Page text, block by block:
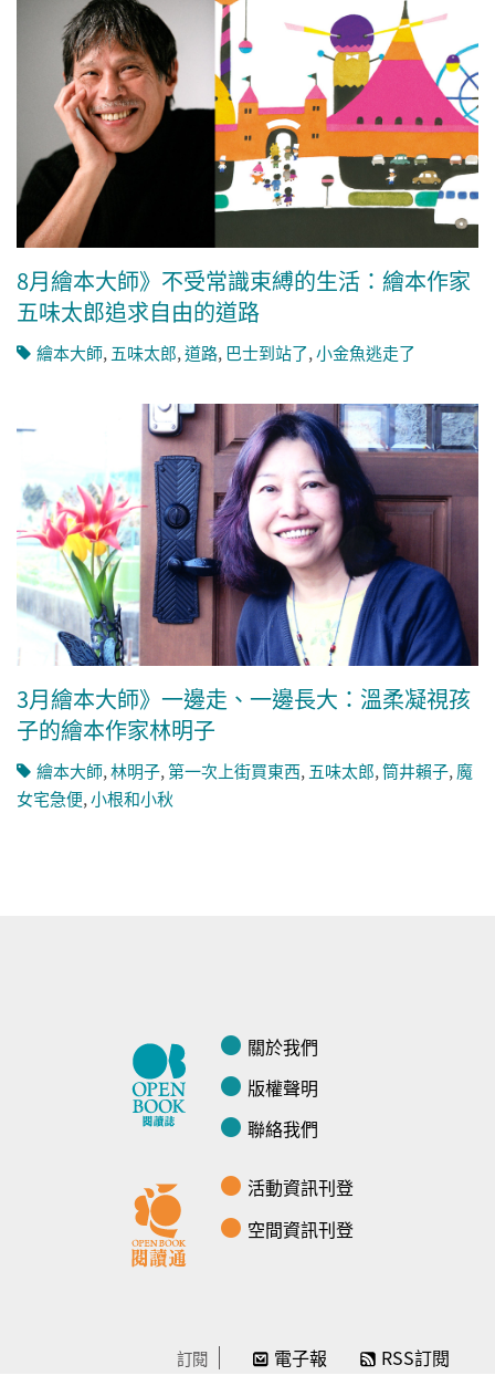
8月繪本大師》不受常識束縛的生活：繪本作家
五味太郎追求自由的道路
繪本大師,五味太郎,道路, 巴士到站了,小金魚逃走了
3月繪本大師》一邊走、一邊長大：溫柔凝視孩
子的繪本作家林明子
繪本大師,林明子,第一次上街買東西, 五味太郎,筒井賴子, 魔
女宅急便,小根和小秋
關於我們
版權聲明
聯絡我們
活動資訊刊登
空間資訊刊登
訂閱 電子報 RSS訂閱